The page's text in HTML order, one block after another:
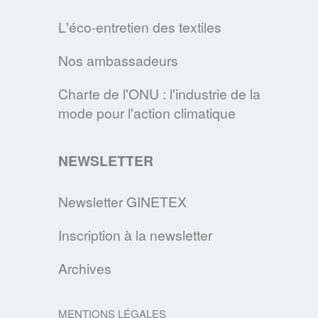
NEUVE !
Cette nouvelle version s’enrichit de
nouvelles rubriques pour devenir la
d’éco-entretien.
EN SAVOIR PLUS
DEVENEZ MAÎTRE DE VOTRE LINGE,
GRÂCE AUX CONSEILS DE L’A.I.S.E., DE
Une liste de conseils courte et claire pour un
L'éco-entretien des textiles
Nos ambassadeurs
Charte de l'ONU : l'industrie de la
mode pour l'action climatique
NEWSLETTER
Newsletter GINETEX
Inscription à la newsletter
Archives
MENTIONS LÉGALES